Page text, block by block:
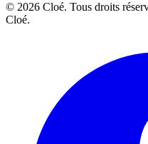
© 2026 Cloé. Tous droits
Cloé.